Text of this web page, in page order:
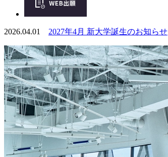
2026.04.01 2027年4月 新大学誕生のお知らせ